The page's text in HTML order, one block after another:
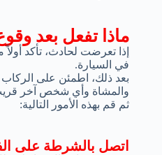
ماذا تفعل بعد
إذا تعرضت لحادث، تأكد
في السيارة.
بعد ذلك، اطمئن على
والمشاة وأي شخص آخر قريب
ثم قم بهذه الأمور التالية:
اتصل بالشرطة على